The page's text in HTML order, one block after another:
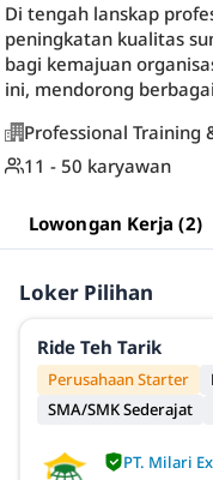
Di tengah lanskap
peningkatan kualitas
bagi kemajuan
ini, mendorong
Professional Training
11 - 50 karyawan
Lowongan Kerja (2)
Loker Pilihan
Ride Teh Tarik
Perusahaan Starter
SMA/SMK Sederajat
PT. Milari